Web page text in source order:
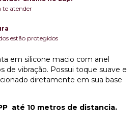
te atender
estão protegidos
em silicone macio com anel
de vibração. Possui toque suave e
diretamente em sua base
até 10 metros de distancia.